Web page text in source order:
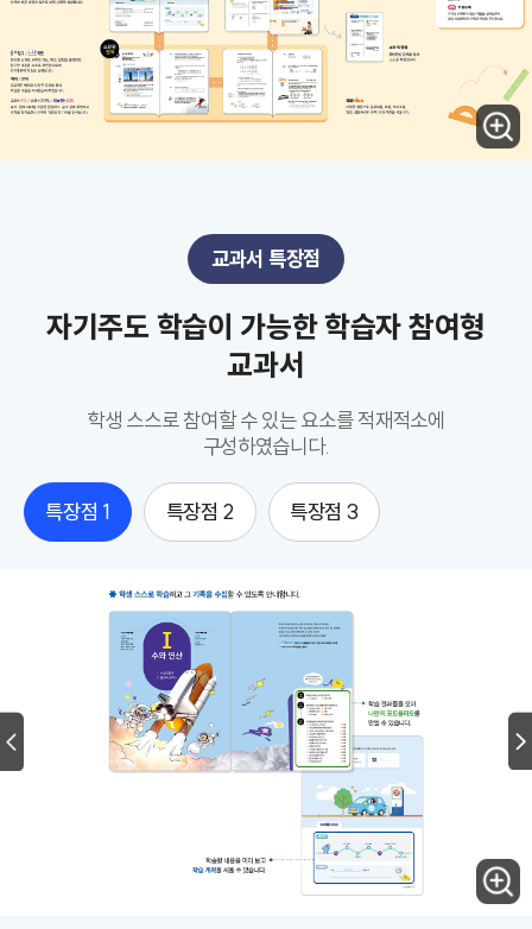
교과서 특장점
자기주도 학습이 가능한 학습자 참여형
교과서
학생 스스로 참여할 수 있는 요소를 적재적소에
구성하였습니다.
특장점 1 특장점 2 특장점 3